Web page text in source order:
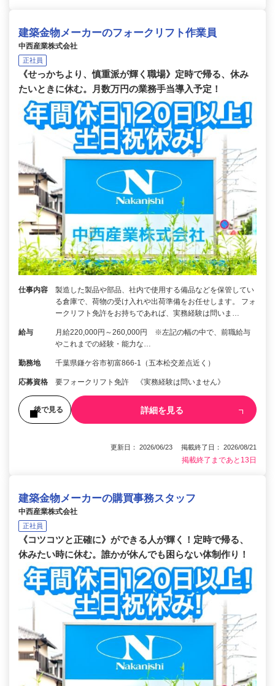
建築金物メーカーのフォークリフト作業員
中西産業株式会社
正社員
《せっかちより、慎重派が輝く職場》定時で帰る、休み
たいときに休む。月数万円の業務手当導入予定！
仕事内容
製造した製品や部品、社内で使用する備品などを保管してい
る倉庫で、荷物の受け入れや出荷準備をお任せします。 フォ
ークリフト免許をお持ちであれば、実務経験は問いま…
給与
月給220,000円～260,000円 ※左記の幅の中で、前職給与
やこれまでの経験・能力な…
勤務地 千葉県鎌ケ谷市初富866-1（五本松交差点近く）
応募資格 要フォークリフト免許 《実務経験は問いません》
後で見る 詳細を見る
更新日： 2026/06/23 掲載終了日： 2026/08/21
掲載終了まであと13日
建築金物メーカーの購買事務スタッフ
中西産業株式会社
正社員
《コツコツと正確に》ができる人が輝く！定時で帰る、
休みたい時に休む。誰かが休んでも困らない体制作り！